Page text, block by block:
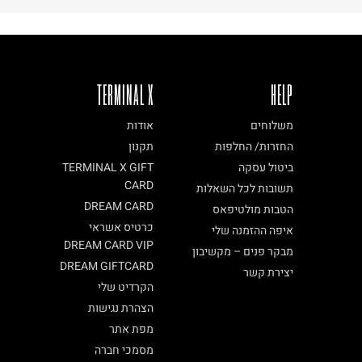
TERMINAL X
אודות
תקנון
TERMINAL X GIFT
CARD
DREAM CARD
כרטיס אשראי
DREAM CARD VIP
DREAM GIFTCARD
הקרדיט שלי
הצהרת נגישות
מפת אתר
מסמכי חברה
HELP
משלוחים
החזרות/ החלפות
ביטול עסקה
תשובות לכל השאלות
הטבות מולטיפאס
איפה ההזמנה שלי
מבקר פנים – מקשיבון
יצירת קשר